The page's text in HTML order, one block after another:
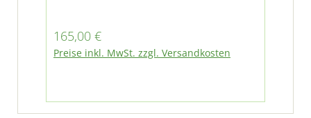
Regulärer Preis:
165,00 €
Preise inkl. MwSt. zzgl. Versandkosten